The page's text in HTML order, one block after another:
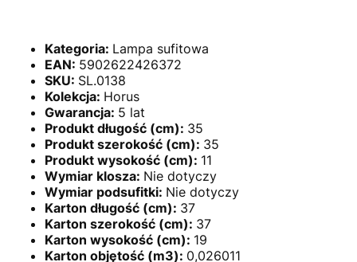
Kategoria: Lampa sufitowa
EAN: 5902622426372
SKU: SL.0138
Kolekcja: Horus
Gwarancja: 5 lat
Produkt długość (cm): 35
Produkt szerokość (cm): 35
Produkt wysokość (cm): 11
Wymiar klosza: Nie dotyczy
Wymiar podsufitki: Nie dotyczy
Karton długość (cm): 37
Karton szerokość (cm): 37
Karton wysokość (cm): 19
Karton objętość (m3): 0,026011